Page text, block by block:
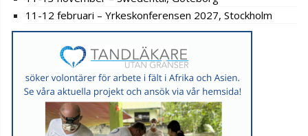
11-12 februari – Yrkeskonferensen 2027, Stockholm